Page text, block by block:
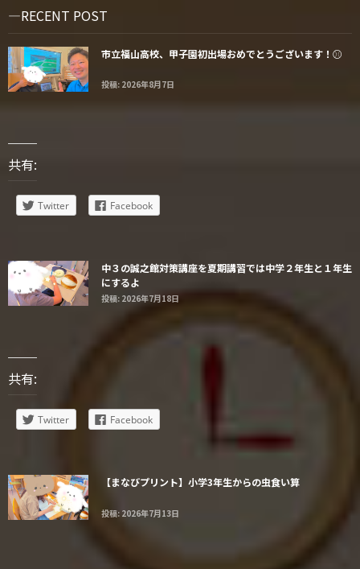
RECENT POST
市立福山高校、甲子園初出場おめでとうございます！⚾️
投稿: 2026年8月7日
共有:
Twitter Facebook
中３の誠之館対策講座を夏期講習では中学２年生と１年生
にするよ
投稿: 2026年7月18日
共有:
Twitter Facebook
【まなびプリント】小学3年生からの虫食い算
投稿: 2026年7月13日